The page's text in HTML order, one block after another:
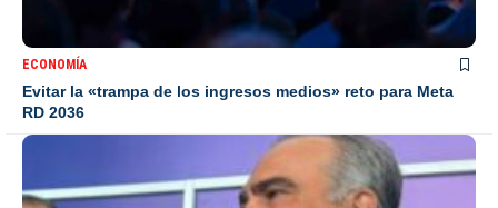
ECONOMÍA
Evitar la «trampa de los ingresos medios» reto para Meta
RD 2036